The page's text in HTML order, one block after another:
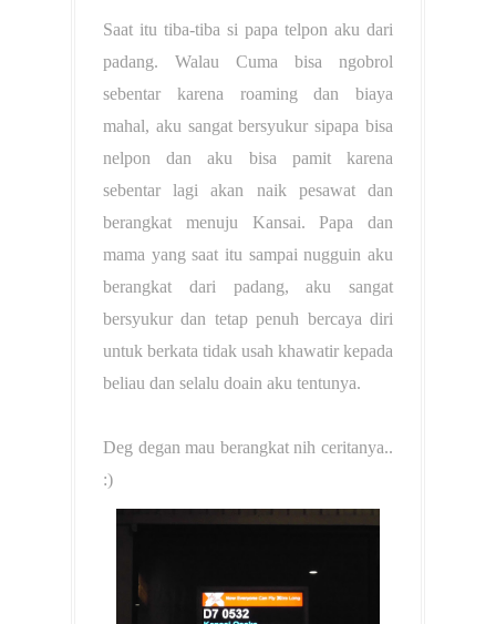
Saat itu tiba-tiba si papa telpon aku dari
padang. Walau Cuma bisa ngobrol
sebentar karena roaming dan biaya
mahal, aku sangat bersyukur sipapa bisa
nelpon dan aku bisa pamit karena
sebentar lagi akan naik pesawat dan
berangkat menuju Kansai. Papa dan
mama yang saat itu sampai nugguin aku
berangkat dari padang, aku sangat
bersyukur dan tetap penuh bercaya diri
untuk berkata tidak usah khawatir kepada
beliau dan selalu doain aku tentunya.
Deg degan mau berangkat nih ceritanya..
:)